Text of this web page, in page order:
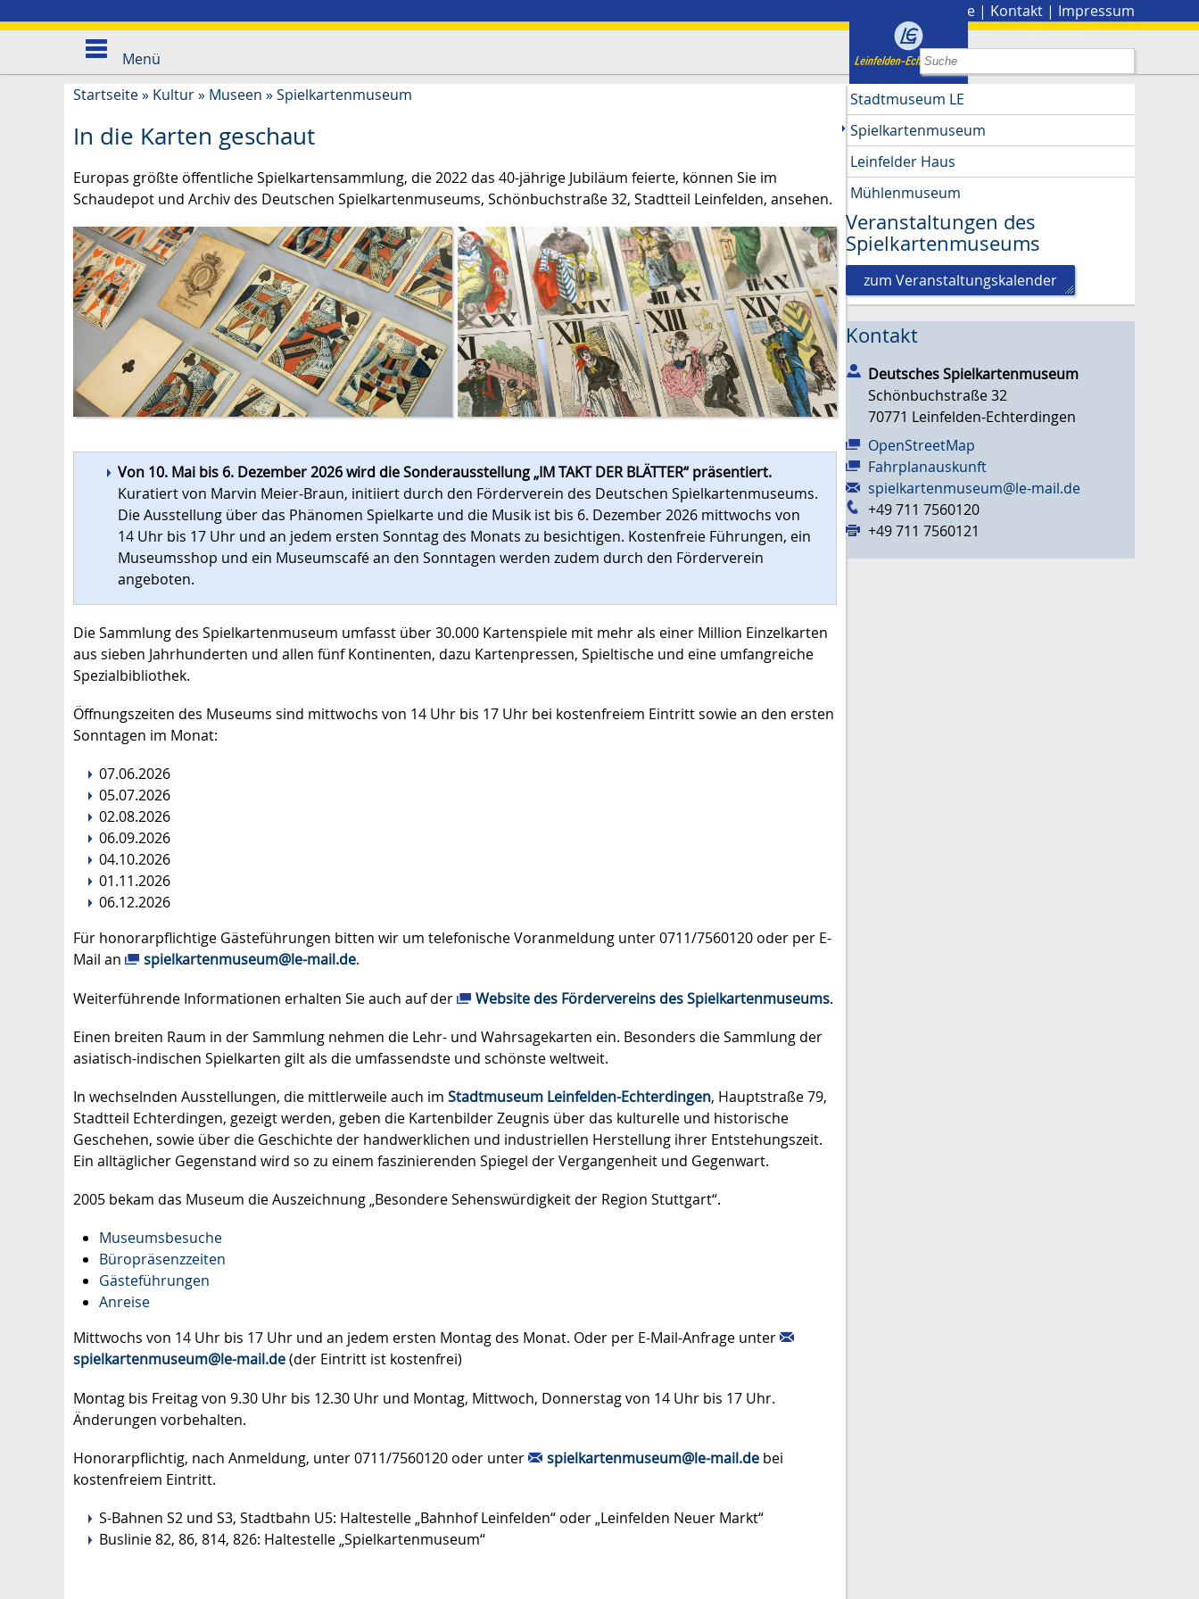
Presse | Kontakt | Impressum
Menü
Startseite» Kultur» Museen »Spielkartenmuseum
In die Karten geschaut
Europas größte öffentliche Spielkartensammlung, die 2022 das 40-jährige Jubiläum feierte, können Sie im
Schaudepot und Archiv des Deutschen Spielkartenmuseums, Schönbuchstraße 32, Stadtteil Leinfelden, ansehen.
Von 10. Mai bis 6. Dezember 2026 wird die Sonderausstellung „IM TAKT DER BLÄTTER“ präsentiert.
Kuratiert von Marvin Meier-Braun, initiiert durch den Förderverein des Deutschen Spielkartenmuseums.
Die Ausstellung über das Phänomen Spielkarte und die Musik ist bis 6. Dezember 2026 mittwochs von
14 Uhr bis 17 Uhr und an jedem ersten Sonntag des Monats zu besichtigen. Kostenfreie Führungen, ein
Museumsshop und ein Museumscafé an den Sonntagen werden zudem durch den Förderverein
angeboten.
Die Sammlung des Spielkartenmuseum umfasst über 30.000 Kartenspiele mit mehr als einer Million Einzelkarten
aus sieben Jahrhunderten und allen fünf Kontinenten, dazu Kartenpressen, Spieltische und eine umfangreiche
Spezialbibliothek.
Öffnungszeiten des Museums sind mittwochs von 14 Uhr bis 17 Uhr bei kostenfreiem Eintritt sowie an den ersten
Sonntagen im Monat:
07.06.2026
05.07.2026
02.08.2026
06.09.2026
04.10.2026
01.11.2026
06.12.2026
Für honorarpflichtige Gästeführungen bitten wir um telefonische Voranmeldung unter 0711/7560120 oder per E-
Mail an
spielkartenmuseum@le-mail.de.
Weiterführende Informationen erhalten Sie auch auf der
Website des Fördervereins des Spielkartenmuseums.
Einen breiten Raum in der Sammlung nehmen die Lehr- und Wahrsagekarten ein. Besonders die Sammlung der
asiatisch-indischen Spielkarten gilt als die umfassendste und schönste weltweit.
In wechselnden Ausstellungen, die mittlerweile auch im Stadtmuseum Leinfelden-Echterdingen, Hauptstraße 79,
Stadtteil Echterdingen, gezeigt werden, geben die Kartenbilder Zeugnis über das kulturelle und historische
Geschehen, sowie über die Geschichte der handwerklichen und industriellen Herstellung ihrer Entstehungszeit.
Ein alltäglicher Gegenstand wird so zu einem faszinierenden Spiegel der Vergangenheit und Gegenwart.
2005 bekam das Museum die Auszeichnung „Besondere Sehenswürdigkeit der Region Stuttgart“.
Museumsbesuche
Büropräsenzzeiten
Gästeführungen
Anreise
Mittwochs von 14 Uhr bis 17 Uhr und an jedem ersten Montag des Monat. Oder per E-Mail-Anfrage unter
spielkartenmuseum@le-mail.de(der Eintritt ist kostenfrei)
Montag bis Freitag von 9.30 Uhr bis 12.30 Uhr und Montag, Mittwoch, Donnerstag von 14 Uhr bis 17 Uhr.
Änderungen vorbehalten.
Honorarpflichtig, nach Anmeldung, unter 0711/7560120 oder unter
spielkartenmuseum@le-mail.de bei
kostenfreiem Eintritt.
S-Bahnen S2 und S3, Stadtbahn U5: Haltestelle „Bahnhof Leinfelden“ oder „Leinfelden Neuer Markt“
Buslinie 82, 86, 814, 826: Haltestelle „Spielkartenmuseum“
Stadtmuseum LE
Spielkartenmuseum
Leinfelder Haus
Mühlenmuseum
Veranstaltungen des
Spielkartenmuseums
zum Veranstaltungskalender
Kontakt
Deutsches Spielkartenmuseum
Schönbuchstraße 32
70771 Leinfelden-Echterdingen
OpenStreetMap
Fahrplanauskunft
spielkartenmuseum@le-mail.de
+49 711 7560120
+49 711 7560121